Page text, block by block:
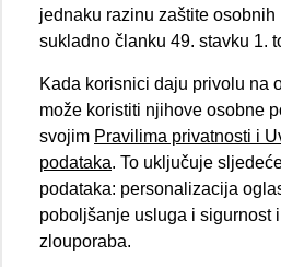
AUTOTO SPLIT
info@autoto.hr
Pon - Pet 08:00-17:00
Sub 08:00-13:00
BRZI LINKOVI
Novosti
jednaku razinu zaštite osobnih
sukladno članku 49. stavku 1.
Kada korisnici daju privolu na
može koristiti njihove osobne
svojim Pravilima privatnosti i
podataka. To uključuje
podataka: personalizacija
poboljšanje usluga i sigurnost
zlouporaba.